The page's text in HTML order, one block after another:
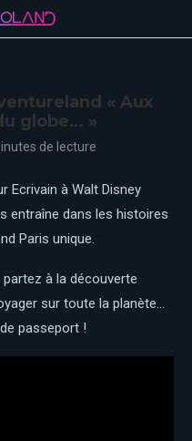
« Aux
globe… »
de lecture
Ecrivain à Walt Disney
entraîne dans les histoires
Paris unique.
à la découverte
sur toute la planète…
passeport !